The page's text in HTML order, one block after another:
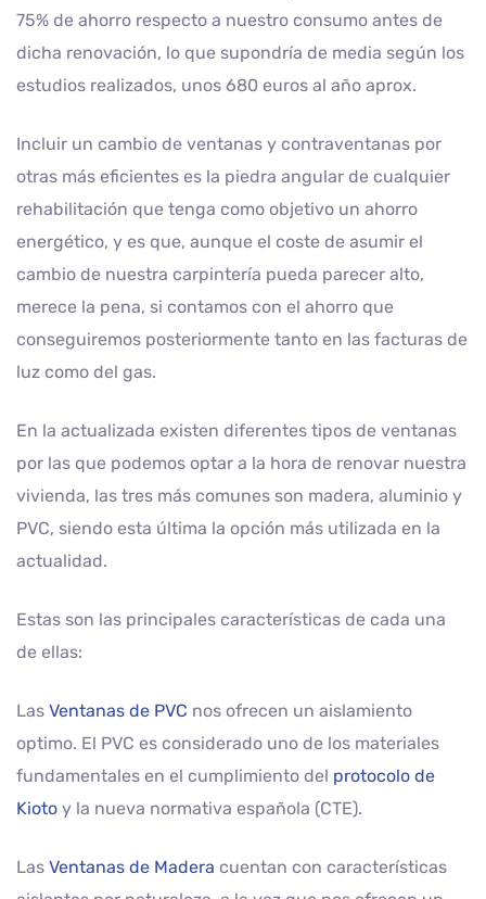
75% de ahorro respecto a nuestro consumo antes de
dicha renovación, lo que supondría de media según los
estudios realizados, unos 680 euros al año aprox.
Incluir un cambio de ventanas y contraventanas por
otras más eficientes es la piedra angular de cualquier
rehabilitación que tenga como objetivo un ahorro
energético, y es que, aunque el coste de asumir el
cambio de nuestra carpintería pueda parecer alto,
merece la pena, si contamos con el ahorro que
conseguiremos posteriormente tanto en las facturas de
luz como del gas.
En la actualizada existen diferentes tipos de ventanas
por las que podemos optar a la hora de renovar nuestra
vivienda, las tres más comunes son madera, aluminio y
PVC, siendo esta última la opción más utilizada en la
actualidad.
Estas son las principales características de cada una
de ellas:
Las Ventanas de PVC nos ofrecen un aislamiento
optimo. El PVC es considerado uno de los materiales
fundamentales en el cumplimiento del protocolo de
Kioto y la nueva normativa española (CTE).
Las Ventanas de Madera cuentan con características